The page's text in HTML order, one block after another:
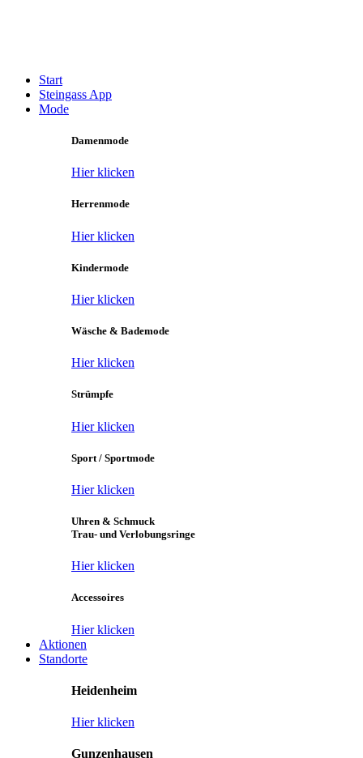
Start
Steingass App
Mode
Damenmode
Hier klicken
Herrenmode
Hier klicken
Kindermode
Hier klicken
Wäsche & Bademode
Hier klicken
Strümpfe
Hier klicken
Sport / Sportmode
Hier klicken
Uhren & Schmuck
Trau- und Verlobungsringe
Hier klicken
Accessoires
Hier klicken
Aktionen
Standorte
Heidenheim
Hier klicken
Gunzenhausen